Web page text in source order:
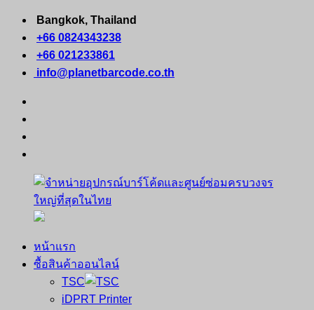
Skip
content
Bangkok, Thailand
+66 0824343238
+66 021233861
info@planetbarcode.co.th
จำหน่าย
คอมพิวเตอร์
หน้าแรก
ซื้อสินค้าออนไลน์
TSC
iDPRT Printer